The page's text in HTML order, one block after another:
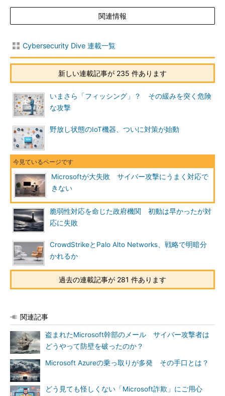
関連情報
Cybersecurity Dive 連載一覧
新しい連載記事が 235 件あります
いまさら「フィッシング」？ その緩みを突く危険
な攻撃
野放し状態のIoT機器、ついに対策が始動
Microsoftが大失敗 サイバー攻撃にうまく対応で
きない
脆弱性対応を命じた政府機関 初動は早かったが対
応に失敗
CrowdStrikeとPalo Alto Networks、戦略で明暗分
かれるか
過去の連載記事が 281 件あります
関連記事
盗まれたMicrosoft幹部のメール サイバー攻撃者は
どうやって防壁を破ったのか？
Microsoft Azureの乗っ取りが多発 その手口とは？
どう見ても怪しくない「Microsoft詐欺」にご用心